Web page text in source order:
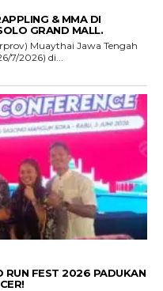
& MMA DI
GRAND MALL.
Muaythai Jawa Tengah
7/2026) di...
RUN FEST 2026 PADUKAN